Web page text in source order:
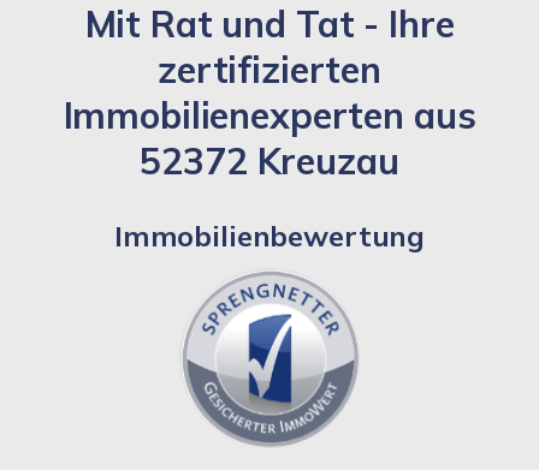
Mit Rat und Tat - Ihre
zertifizierten
Immobilienexperten aus
52372 Kreuzau
Immobilienbewertung